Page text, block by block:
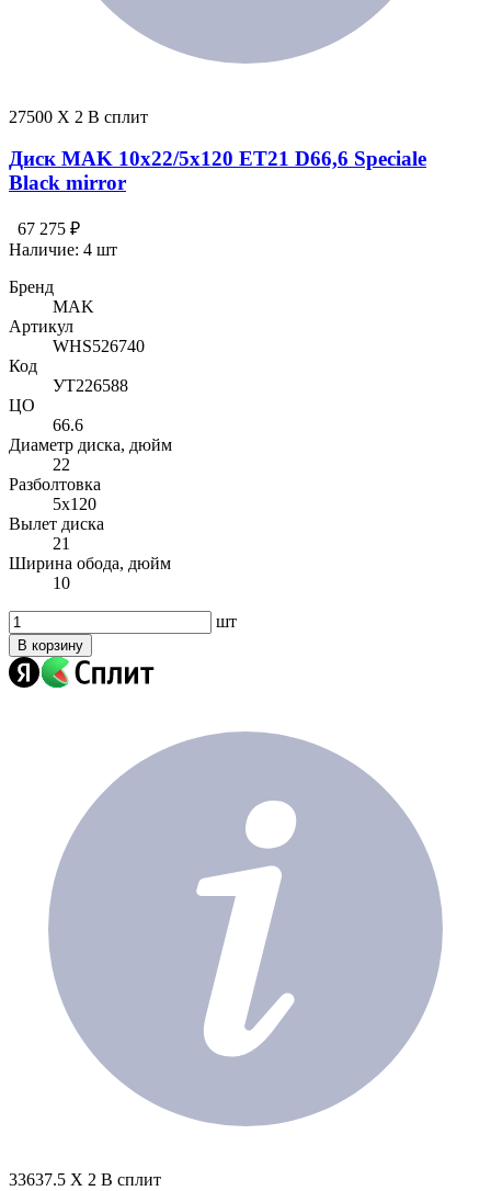
27500 X 2 В сплит
Диск MAK 10x22/5x120 ET21 D66,6 Speciale
Black mirror
67 275 ₽
Наличие: 4 шт
Бренд
MAK
Артикул
WHS526740
Код
УТ226588
ЦО
66.6
Диаметр диска, дюйм
22
Разболтовка
5x120
Вылет диска
21
Ширина обода, дюйм
10
шт
В корзину
33637.5 X 2 В сплит